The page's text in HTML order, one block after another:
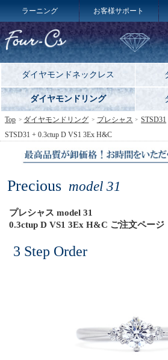
ラーニング お客様サポート
ダイヤモンドネックレス
ダイヤモンドリング
Precious model 31
プレシャス model 31
0.3ctup D VS1 3Ex H&C ご注文ページ
3 Step Order
Top ダイヤモンドリング プレシャス
STSD31
STSD31 + 0.3ctup D VS1 3Ex H&C